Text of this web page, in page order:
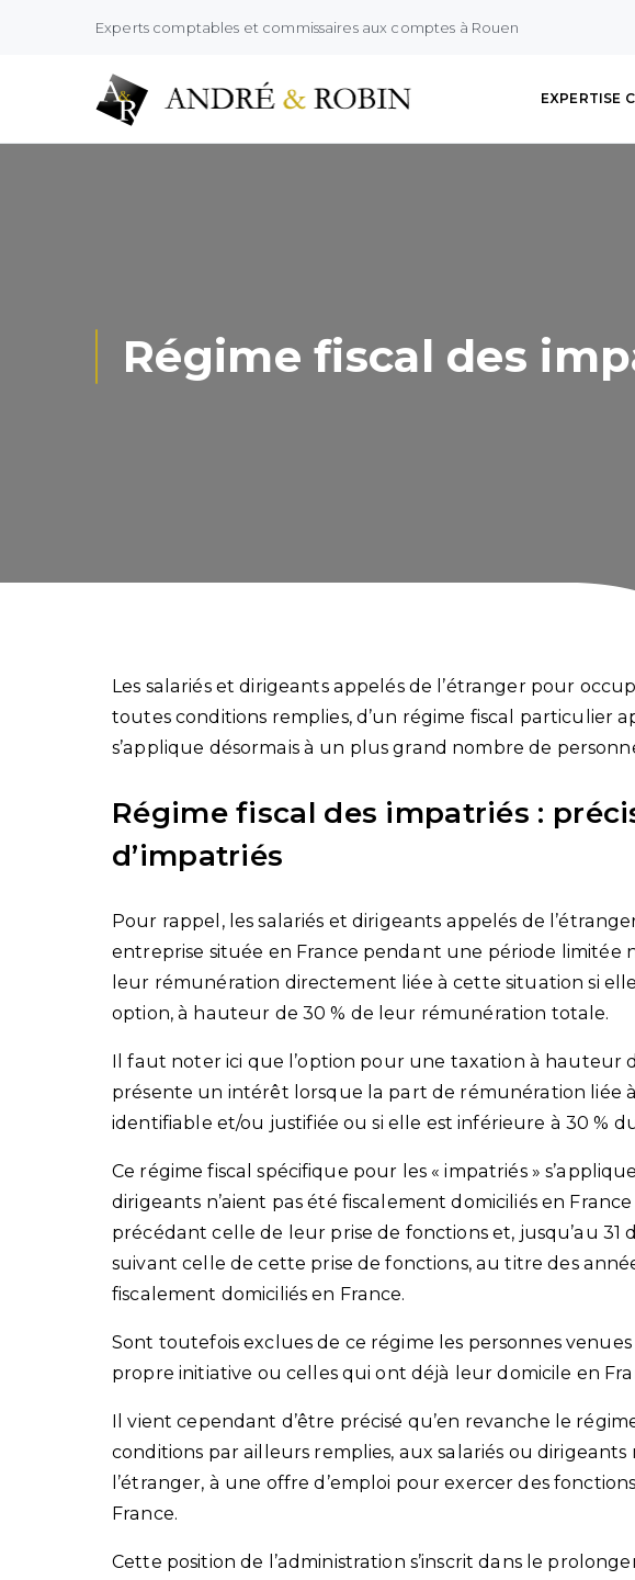
Experts comptables et commissaires aux comptes à Rouen
EXPERTISE
Régime fiscal des
Les salariés et dirigeants appelés de l’étranger pour
toutes conditions remplies, d’un régime fiscal particulier
s’applique désormais à un plus grand nombre de
Régime fiscal des impatriés :
d’impatriés
Pour rappel, les salariés et dirigeants appelés de
entreprise située en France pendant une période limitée
leur rémunération directement liée à cette situation si
option, à hauteur de 30 % de leur rémunération totale.
Il faut noter ici que l’option pour une taxation à hauteur
présente un intérêt lorsque la part de rémunération liée
identifiable et/ou justifiée ou si elle est inférieure à 30 %
Ce régime fiscal spécifique pour les « impatriés »
dirigeants n’aient pas été fiscalement domiciliés en
précédant celle de leur prise de fonctions et, jusqu’au 31
suivant celle de cette prise de fonctions, au titre des
fiscalement domiciliés en France.
Sont toutefois exclues de ce régime les personnes
propre initiative ou celles qui ont déjà leur domicile en
Il vient cependant d’être précisé qu’en revanche le
conditions par ailleurs remplies, aux salariés ou
l’étranger, à une offre d’emploi pour exercer des
France.
Cette position de l’administration s’inscrit dans le